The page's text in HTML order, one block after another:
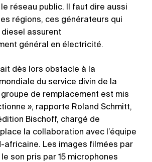
réseau public. Il faut dire aussi
régions, ces générateurs qui
assurent
général en électricité.
dès lors obstacle à la
du service divin de la
groupe de remplacement est mis
», rapporte Roland Schmitt,
Bischoff, chargé de
la collaboration avec l’équipe
africaine. Les images filmées par
son pris par 15 microphones